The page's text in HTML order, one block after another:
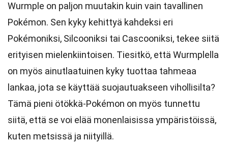
Wurmple on paljon muutakin kuin vain tavallinen
Pokémon. Sen kyky kehittyä kahdeksi eri
Pokémoniksi, Silcooniksi tai Cascooniksi, tekee siitä
erityisen mielenkiintoisen. Tiesitkö, että Wurmplella
on myös ainutlaatuinen kyky tuottaa tahmeaa
lankaa, jota se käyttää suojautuakseen vihollisilta?
Tämä pieni ötökkä-Pokémon on myös tunnettu
siitä, että se voi elää monenlaisissa ympäristöissä,
kuten metsissä ja niityillä.